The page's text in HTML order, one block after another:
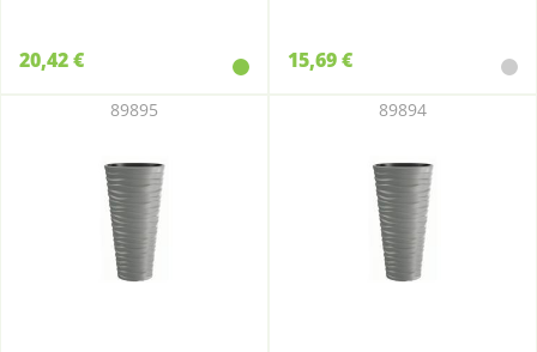
20,42 € 15,69 €
89895 89894